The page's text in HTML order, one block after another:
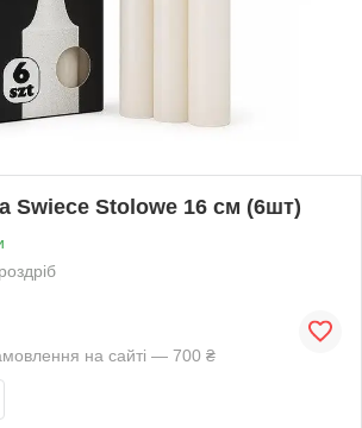
Swiece Stolowe 16 см (6шт)
на сайті — 700 ₴